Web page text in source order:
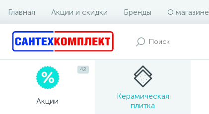
Главная Акции и скидки Бренды О магазине
Акции
42
Керамическая
плитка